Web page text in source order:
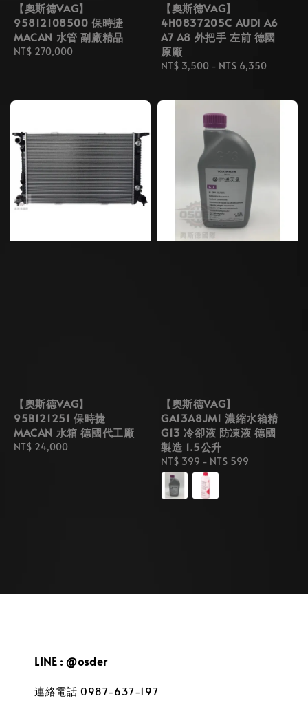
【奧斯德VAG】
95812108500 保時捷
MACAN 水管 副廠精品
Regular
NT$ 270,000
【奧斯德VAG】
4H0837205C AUDI A6
A7 A8 外把手 左前 德國
原廠
Regular
NT$ 3,500 - NT$ 6,350
【奧斯德VAG】
95B121251 保時捷
MACAN 水箱 德國代工廠
Regular
NT$ 24,000
【奧斯德VAG】
GA13A8JM1 濃縮水箱精
G13 冷卻液 防凍液 德國
製造 1.5公升
Regular
price
NT$ 399 - NT$ 599
LINE : @osder
連絡電話 0987-637-197